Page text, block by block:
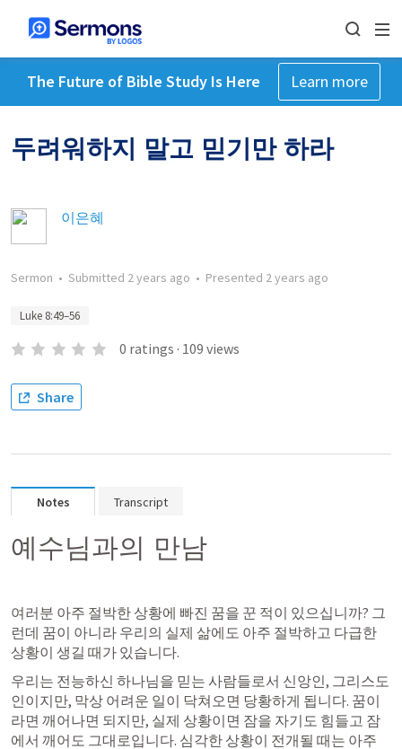
The Future of Bible Study Is Here Learn more
두려워하지 말고 믿기만 하라
이은혜
Sermon • Submitted 2 years ago • Presented 2 years ago
Luke 8:49–56
0 ratings · 109 views
Share
Notes Transcript
예수님과의 만남
여러분 아주 절박한 상황에 빠진 꿈을 꾼 적이 있으십니까? 그
런데 꿈이 아니라 우리의 실제 삶에도 아주 절박하고 다급한
상황이 생길 때가 있습니다.
우리는 전능하신 하나님을 믿는 사람들로서 신앙인, 그리스도
인이지만, 막상 어려운 일이 닥쳐오면 당황하게 됩니다. 꿈이
라면 깨어나면 되지만, 실제 상황이면 잠을 자기도 힘들고 잠
에서 깨어도 그대로입니다. 심각한 상황이 전개될 때는 아주